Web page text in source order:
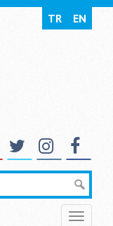
TR EN
Toggle